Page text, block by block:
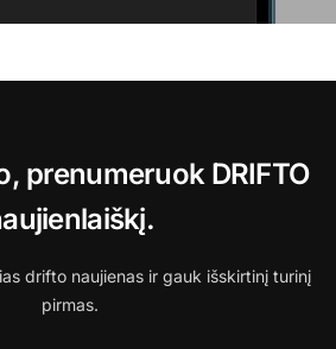
prenumeruok DRIFTO
drifto naujienas ir gauk išskirtinį turinį
pirmas.